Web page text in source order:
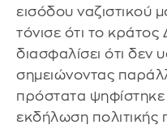
εισόδου ναζιστικού
τόνισε ότι το κράτος
διασφαλίσει ότι δεν
σημειώνοντας
πρόστατα ψηφίστηκε
εκδήλωση πολιτικής